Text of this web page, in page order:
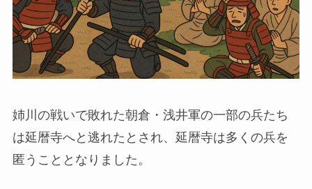
姉川の戦いで敗れた朝倉・浅井軍の一部の兵たち
は延暦寺へと逃れたとされ、延暦寺は多くの兵を
匿うこととなりました。